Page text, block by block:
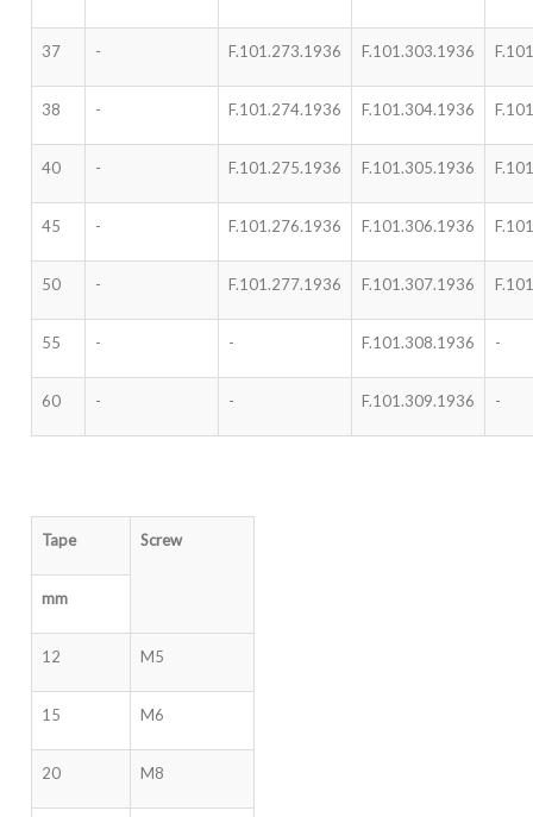
37 - F.101.273.1936 F.101.303.1936
38 - F.101.274.1936 F.101.304.1936
40 - F.101.275.1936 F.101.305.1936
45 - F.101.276.1936 F.101.306.1936
50 - F.101.277.1936 F.101.307.1936
55 - - F.101.308.1936 -
60 - - F.101.309.1936 -
Tape Screw
mm
12 M5
15 M6
20 M8